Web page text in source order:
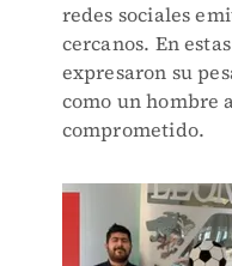
redes sociales
cercanos. En
expresaron su
como un hombre
comprometido.